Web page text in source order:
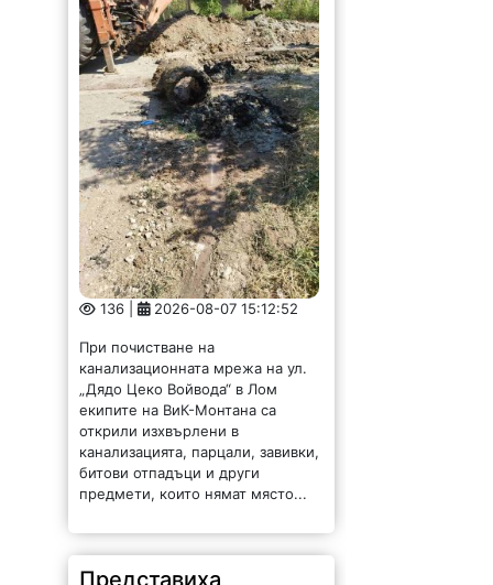
136 | 2026-08-07 15:12:52
При почистване на
канализационната мрежа на ул.
„Дядо Цеко Войвода“ в Лом
екипите на ВиК-Монтана са
канализацията, парцали, завивки,
битови отпадъци и други
предмети, които нямат място...
Представиха
резултатите от тестов
туристически
маршрут